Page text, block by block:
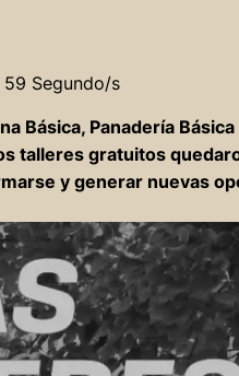
59 Segundo/s
Básica, Panadería
talleres gratuitos
y generar nuevas